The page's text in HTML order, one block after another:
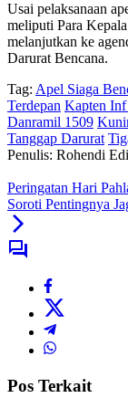
Usai pelaksanaan
meliputi Para
melanjutkan ke
Darurat Bencana.
Tag: Apel Siaga
Terdepan Kapten
Danramil 1509
Tanggap Darurat
Penulis: Rohendi
Peringatan Hari
Soroti Pentingnya
Pos Terkait